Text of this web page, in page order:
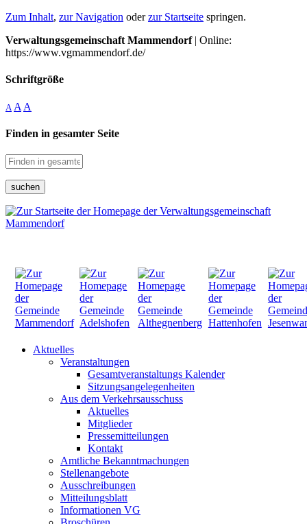
Zum Inhalt, zur Navigation oderzur Startseite springen.
Verwaltungsgemeinschaft Mammendorf| Online:
https://www.vgmammendorf.de/
Schriftgröße
A A A
Finden in gesamter Seite
suchen
Aktuelles
Veranstaltungen
Gesamtveranstaltungs Kalender
Sitzungsangelegenheiten
Aus dem Verkehrsausschuss
Aktuelles
Mitglieder
Pressemitteilungen
Kontakt
Amtliche Bekanntmachungen
Stellenangebote
Ausschreibungen
Mitteilungsblatt
Informationen VG